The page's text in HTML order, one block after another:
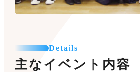
Details
主なイベント内容